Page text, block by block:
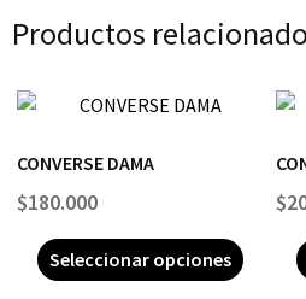
Productos
CONVERSE DAMA
$180.000
Seleccionar opciones
$